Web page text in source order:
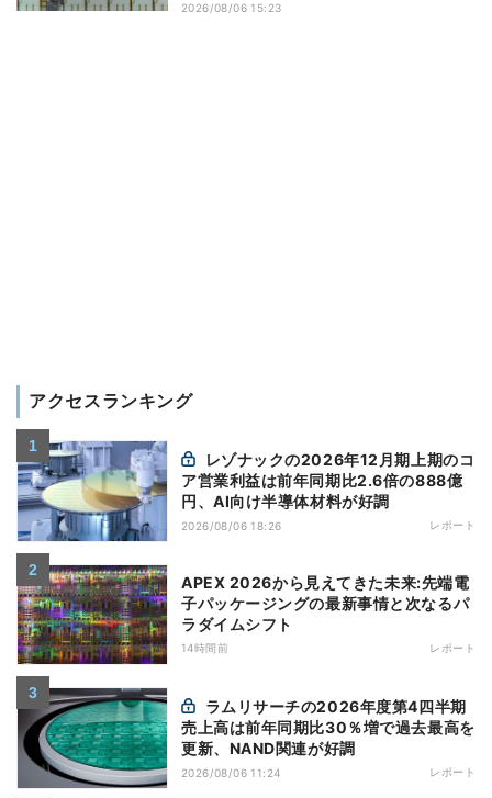
2026/08/06 15:23
アクセスランキング
ア営業利益は前年同期比2.6倍の888億
円、AI向け半導体材料が好調
2026/08/06 18:26 レポート
APEX 2026から見えてきた未来:先端電
子パッケージングの最新事情と次なるパ
ラダイムシフト
14時間前 レポート
売上高は前年同期比30％増で過去最高を
更新、NAND関連が好調
2026/08/06 11:24 レポート